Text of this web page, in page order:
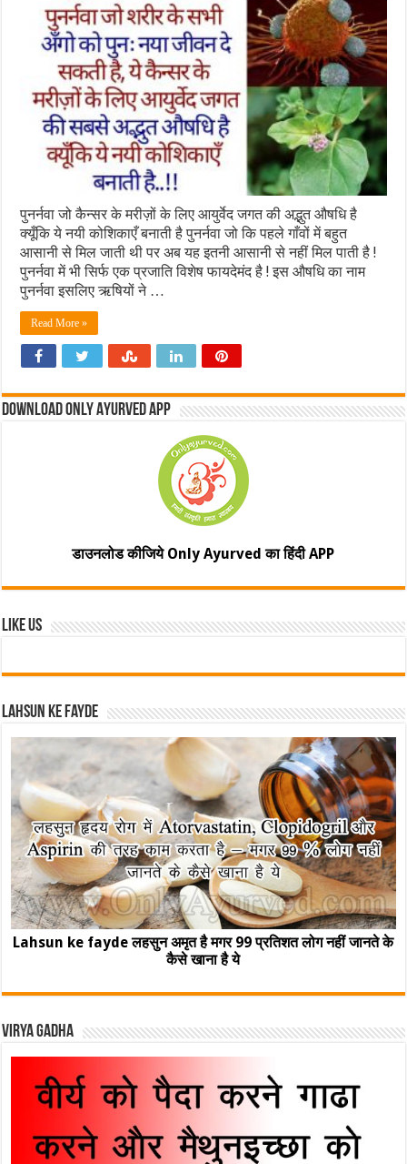
पुनर्नवा जो कैन्सर के मरीज़ों के लिए आयुर्वेद जगत की अद्भुत औषधि है
क्यूँकि ये नयी कोशिकाएँ बनाती है पुनर्नवा जो कि पहले गाँवों में बहुत
आसानी से मिल जाती थी पर अब यह इतनी आसानी से नहीं मिल पाती है !
पुनर्नवा में भी सिर्फ एक प्रजाति विशेष फायदेमंद है ! इस औषधि का नाम
पुनर्नवा इसलिए ऋषियों ने …
Read More »
Download Only Ayurved App
डाउनलोड कीजिये Only Ayurved का हिंदी APP
Like Us
Lahsun ke fayde
Lahsun ke fayde लहसुन अमृत है मगर 99 प्रतिशत लोग नहीं जानते के
कैसे खाना है ये
Virya Gadha